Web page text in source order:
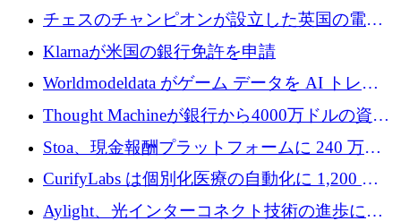
1 つをどのように解決しているか
チェスのチャンピオンが設立した英国の電池
材料スタートアップ TaiSan が 465 万ポンドを
Klarnaが米国の銀行免許を申請
Worldmodeldata がゲーム データを AI トレー
ニングに変えるために 700 万ポンドを獲得
Thought Machineが銀行から4000万ドルの資金
調達、年間収益1億ドルを突破
Stoa、現金報酬プラットフォームに 240 万ド
ルを確保
CurifyLabs は個別化医療の自動化に 1,200 万
ユーロを寄付
Aylight、光インターコネクト技術の進歩に向